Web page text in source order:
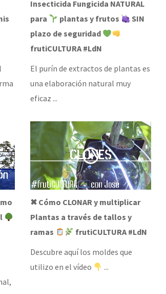
Insecticida Fungicida NATURAL
para
plantas y frutos
SIN
plazo de seguridad
frutiCULTURA #LdN
El purín de extractos de plantas es
una elaboración natural muy
eficaz ...
✖ Cómo CLONAR y multiplicar
Plantas a través de tallos y
ramas
frutiCULTURA #LdN
Descubre aquí los moldes que
utilizo en el vídeo
...